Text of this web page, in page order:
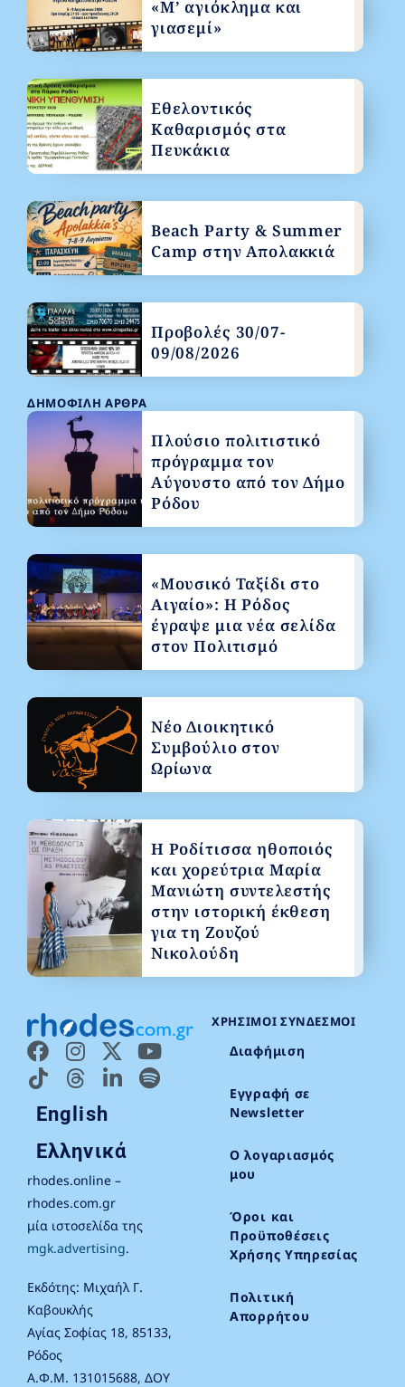
English
Ελληνικά
rhodes.online –
rhodes.com.gr
μία ιστοσελίδα της
mgk.advertising.
Εκδότης: Μιχαήλ Γ.
Καβουκλής
Αγίας Σοφίας 18, 85133,
Ρόδος
Α.Φ.Μ. 131015688, ΔΟΥ
ΧΡΉΣΙΜΟΙ ΣΎΝΔΕΣΜΟΙ
Διαφήμιση
Εγγραφή σε
Newsletter
Ο λογαριασμός
μου
Όροι και
Προϋποθέσεις
Χρήσης Υπηρεσίας
Πολιτική
Απορρήτου
ΔΗΜΟΦΙΛΉ ΆΡΘΡΑ
Πλούσιο πολιτιστικό
πρόγραμμα τον
Αύγουστο από τον Δήμο
Ρόδου
«Μουσικό Ταξίδι στο
Αιγαίο»: Η Ρόδος
έγραψε μια νέα σελίδα
στον Πολιτισμό
Νέο Διοικητικό
Συμβούλιο στον
Ωρίωνα
Η Ροδίτισσα ηθοποιός
και χορεύτρια Μαρία
Μανιώτη συντελεστής
στην ιστορική έκθεση
για τη Ζουζού
Νικολούδη
«Μ’ αγιόκλημα και
γιασεμί»
Εθελοντικός
Καθαρισμός στα
Πευκάκια
Beach Party & Summer
Camp στην Απολακκιά
Προβολές 30/07-
09/08/2026